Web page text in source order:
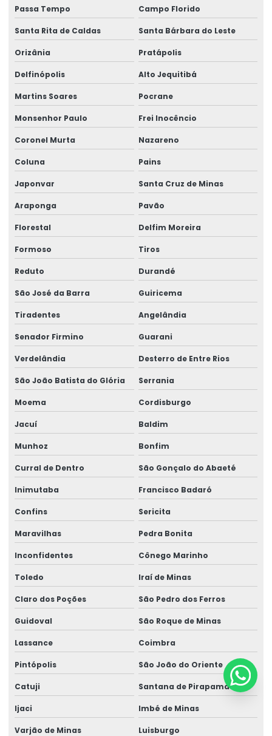
Passa Tempo Campo Florido
Santa Rita de Caldas Santa Bárbara do Leste
Orizânia Pratápolis
Delfinópolis Alto Jequitibá
Martins Soares Pocrane
Monsenhor Paulo Frei Inocêncio
Coronel Murta Nazareno
Coluna Pains
Japonvar Santa Cruz de Minas
Araponga Pavão
Florestal Delfim Moreira
Formoso Tiros
Reduto Durandé
São José da Barra Guiricema
Tiradentes Angelândia
Senador Firmino Guarani
Verdelândia Desterro de Entre Rios
São João Batista do Glória Serrania
Moema Cordisburgo
Jacuí Baldim
Munhoz Bonfim
Curral de Dentro São Gonçalo do Abaeté
Inimutaba Francisco Badaró
Confins Sericita
Maravilhas Pedra Bonita
Inconfidentes Cônego Marinho
Toledo Iraí de Minas
Claro dos Poções São Pedro dos Ferros
Guidoval São Roque de Minas
Lassance Coimbra
Pintópolis São João do Oriente
Catuji Santana de Pirapama
Ijaci Imbé de Minas
Varjão de Minas Luisburgo